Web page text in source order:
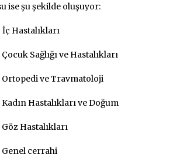
ise şu şekilde oluşuyor:
Hastalıkları
Sağlığı ve Hastalıkları
Ortopedi ve Travmatoloji
Hastalıkları ve Doğum
Hastalıkları
Genel cerrahi